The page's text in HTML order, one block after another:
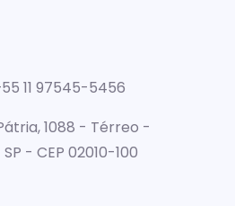
11 97545-5456
1088 - Térreo -
- CEP 02010-100